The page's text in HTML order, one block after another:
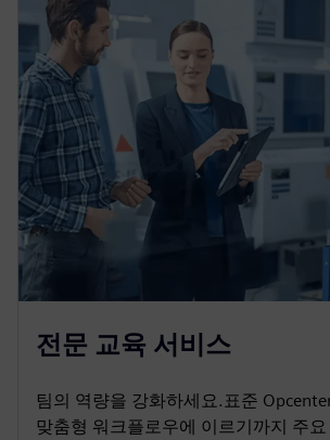
전문 교육 서비스
팀의 역량을 강화하세요.표준
맞춤형 워크플로우에 이르기까지 주